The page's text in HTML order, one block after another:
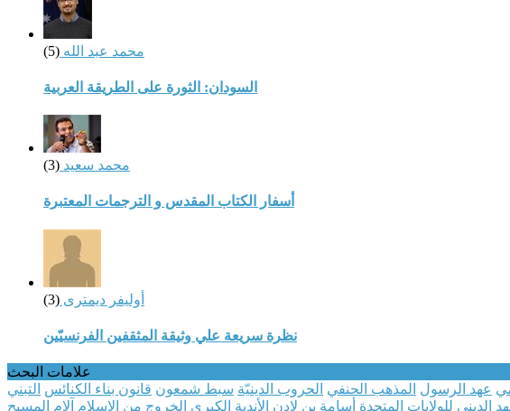
محمد عبد الله (5)
السودان: الثورة على الطريقة العربية
محمد سعيد (3)
أسفار الكتاب المقدس و الترجمات المعتبرة
أوليفر ديمترى (3)
نظرة سريعة علي وثيقة المثقفين الفرنسيّين
علامات البحث
عهد الرسول المذهب الحنفي الحروب الدينيّة سبط شمعون قانون بناء الكنائس التبني
الديني للولايات المتحدة أسامة بن لادن الأندية الكبرى الخروج من الإسلام آلام المسيح